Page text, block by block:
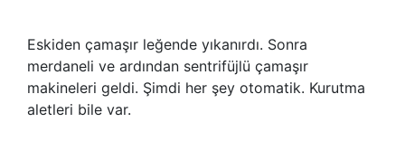
Eskiden çamaşır leğende yıkanırdı. Sonra
merdaneli ve ardından sentrifüjlü çamaşır
makineleri geldi. Şimdi her şey otomatik. Kurutma
aletleri bile var.